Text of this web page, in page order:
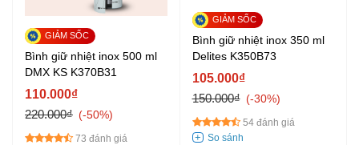
Bình giữ nhiệt inox 500 ml
DMX KS K370B31
110.000₫
220.000₫
-50%
73 đánh giá
Bình giữ nhiệt inox 350 ml
Delites K350B73
105.000₫
150.000₫
-30%
54 đánh giá